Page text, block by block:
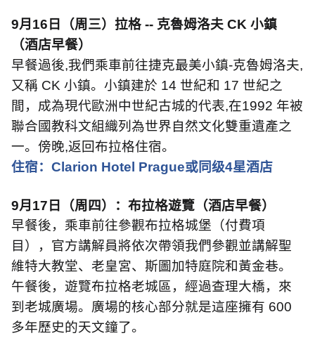
9月 16 日（周三）拉格 -- 克魯姆洛夫 CK 小鎮
（酒店早餐）
早餐過後,我們乘車前往捷克最美小鎮-克魯姆洛夫,
又稱 CK 小鎮。小鎮建於 14 世紀和 17 世紀之
間，成為現代歐洲中世紀古城的代表,在1992 年被
聯合國教科文組織列為世界自然文化雙重遺產之
一。傍晚,返回布拉格住宿。
住宿： Clarion Hotel Prague或同级4星酒店
9月 17 日（周四）：布拉格遊覽（酒店早餐）
早餐後，乘車前往參觀布拉格城堡（付費項
目），官方講解員將依次帶領我們參觀並講解聖
維特大教堂、老皇宮、斯圖加特庭院和黃金巷。
午餐後，遊覽布拉格老城區，經過查理大橋，來
到老城廣場。廣場的核心部分就是這座擁有 600
多年歷史的天文鐘了。